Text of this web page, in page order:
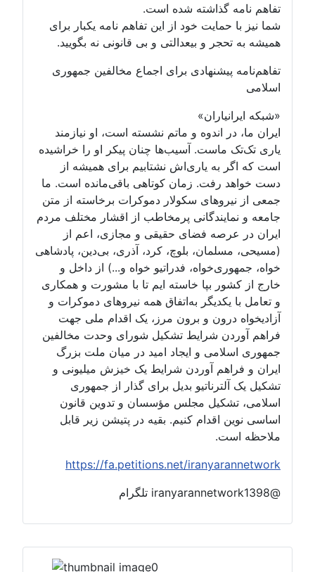
تفاهم نامه گذاشته شده است.
شما نیز با حمایت خود از این تفاهم نامه یکبار برای
همیشه به تحجر و بیعدالتی و بی قانونی نه بگویید.
تفاهم‌نامه پیشنهادی برای اجماع مخالفین جمهوری
اسلامی
«شبکه ایرانیاران»
ایران ما، در اندوه و ماتم نشسته است، او نیازمند
یاری تک‌تک ماست. آسیب‌ها چنان پیکر او را خراشیده
است که اگر به یاری‌اش نشتابیم برای همیشه از
دست خواهد رفت. زمان کوتاهی باقی‌مانده است. ما
جمعی از نیروهای سکولار دموکرات برخاسته از متن
جامعه و نمایندگانی پرمخاطب از اقشار مختلف مردم
ایران در عرصه فضای حقیقی و مجازی، اعم از
(مسیحی، مسلمان، بلوچ، کرد، آذری، بی‌دین، پادشاهی
خواه، جمهوری‌خواه، فدراتیو خواه و...) از داخل و
خارج از کشور بپا خاسته ایم تا با مشورت و همکاری
و تعامل با یکدیگر به‌اتفاق همه نیروهای دموکرات و
آزادیخواه درون و برون مرز، یک اقدام ملی جهت
فراهم آوردن شرایط تشکیل شورای وحدت مخالفین
جمهوری اسلامی و ایجاد امید در میان ملت بزرگ
ایران و فراهم آوردن شرایط یک خیزش میلیونی و
تشکیل یک آلترناتیو بدیل برای گذار از جمهوری
اسلامی، تشکیل مجلس مؤسسان و تدوین قانون
اساسی نوین اقدام کنیم. بقیه در پتیشن زیر قابل
ملاحظه است.
https://fa.petitions.net/iranyarannetwork
@iranyarannetwork1398 تلگرام